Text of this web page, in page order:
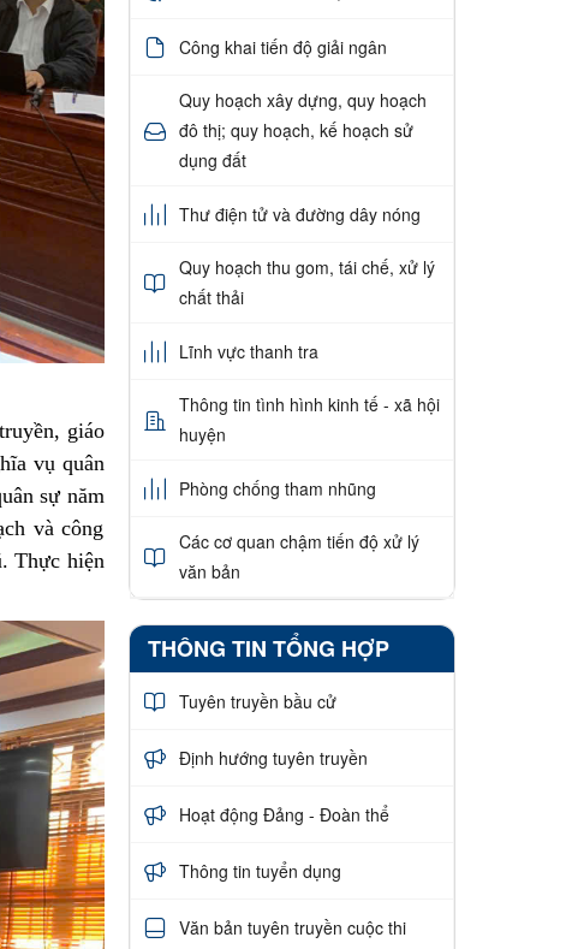
giáo
vụ quân
sự năm
và công
Thực hiện
Công khai tiến độ giải ngân
Quy hoạch xây dựng, quy hoạch
đô thị; quy hoạch, kế hoạch sử
dụng đất
Thư điện tử và đường dây nóng
Quy hoạch thu gom, tái chế, xử lý
chất thải
Lĩnh vực thanh tra
Thông tin tình hình kinh tế - xã hội
huyện
Phòng chống tham nhũng
Các cơ quan chậm tiến độ xử lý
văn bản
THÔNG TIN TỔNG HỢP
Tuyên truyền bầu cử
Định hướng tuyên truyền
Hoạt động Đảng - Đoàn thể
Thông tin tuyển dụng
Văn bản tuyên truyền cuộc thi